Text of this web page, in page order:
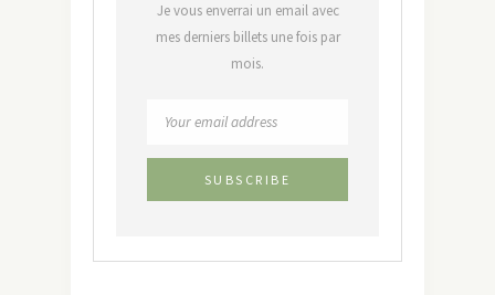
Je vous enverrai un email avec
mes derniers billets une fois par
mois.